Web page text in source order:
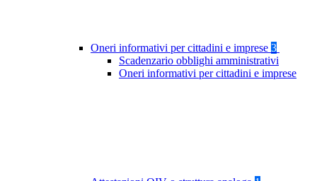
Oneri informativi per cittadini e imprese 3
Scadenzario obblighi amministrativi
Oneri informativi per cittadini e imprese